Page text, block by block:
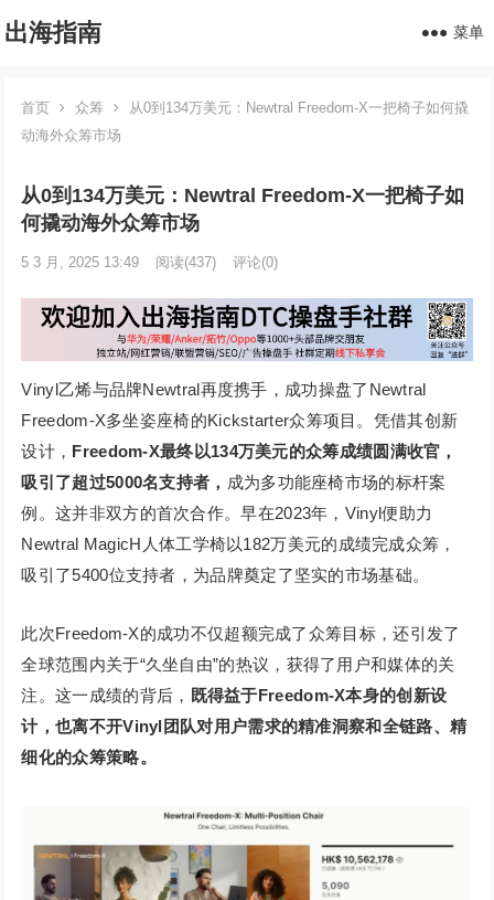
出海指南 菜单
首页 众筹
从0到134万美元：Newtral Freedom-X一把椅子如何撬
动海外众筹市场
从0到134万美元：Newtral Freedom-X一把椅子如
何撬动海外众筹市场
5 3 月, 2025 13:49 阅读(437) 评论(0)
Vinyl乙烯与品牌Newtral再度携手，成功操盘了Newtral
Freedom-X多坐姿座椅的Kickstarter众筹项目。凭借其创新
设计， Freedom-X最终以134万美元的众筹成绩圆满收官，
吸引了超过5000名支持者， 成为多功能座椅市场的标杆案
例。这并非双方的首次合作。早在2023年，Vinyl便助力
Newtral MagicH人体工学椅以182万美元的成绩完成众筹，
吸引了5400位支持者，为品牌奠定了坚实的市场基础。
此次Freedom-X的成功不仅超额完成了众筹目标，还引发了
全球范围内关于“久坐自由”的热议，获得了用户和媒体的关
注。这一成绩的背后， 既得益于Freedom-X本身的创新设
计，也离不开Vinyl团队对用户需求的精准洞察和全链路、精
细化的众筹策略。